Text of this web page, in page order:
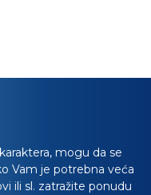
mogu da se
Vam je potrebna veća
ili sl. zatražite ponudu